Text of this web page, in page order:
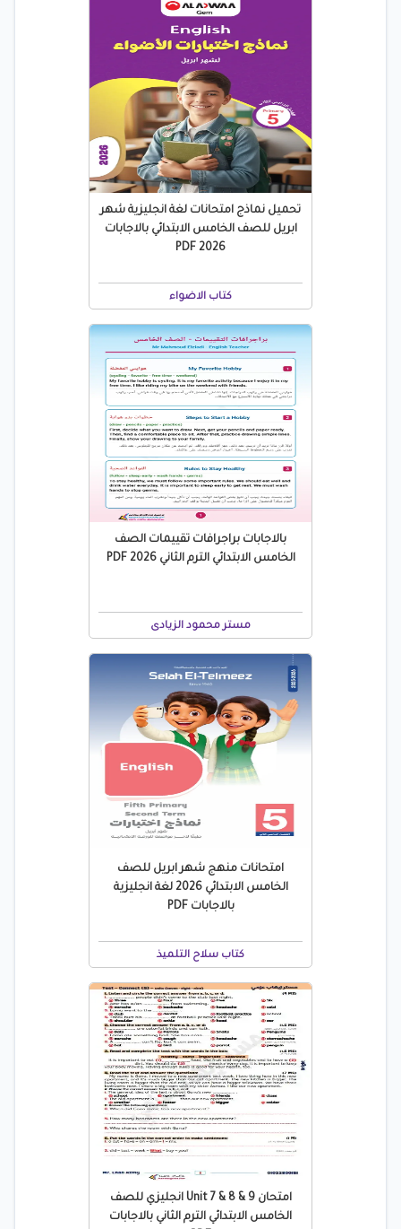
تحميل نماذج امتحانات لغة انجليزية شهر
ابريل للصف الخامس الابتدائي بالاجابات
2026 PDF
كتاب الاضواء
بالاجابات براجرافات تقييمات الصف
الخامس الابتدائي الترم الثاني 2026 PDF
مستر محمود الزيادى
امتحانات منهج شهر ابريل للصف
الخامس الابتدائي 2026 لغة انجليزية
بالاجابات PDF
كتاب سلاح التلميذ
امتحان Unit 7 & 8 & 9 انجليزي للصف
الخامس الابتدائي الترم الثاني بالاجابات